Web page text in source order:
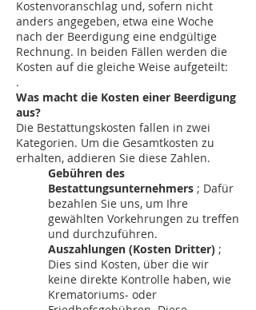
Kostenvoranschlag und, sofern nicht
anders angegeben, etwa eine Woche
nach der Beerdigung eine endgültige
Rechnung. In beiden Fällen werden die
Kosten auf die gleiche Weise aufgeteilt:
.
Was macht die Kosten einer Beerdigung
aus?
Die Bestattungskosten fallen in zwei
Kategorien. Um die Gesamtkosten zu
erhalten, addieren Sie diese Zahlen.
Gebühren des
Bestattungsunternehmers ; Dafür
bezahlen Sie uns, um Ihre
gewählten Vorkehrungen zu treffen
und durchzuführen.
Auszahlungen (Kosten Dritter) ;
Dies sind Kosten, über die wir
keine direkte Kontrolle haben, wie
Krematoriums- oder